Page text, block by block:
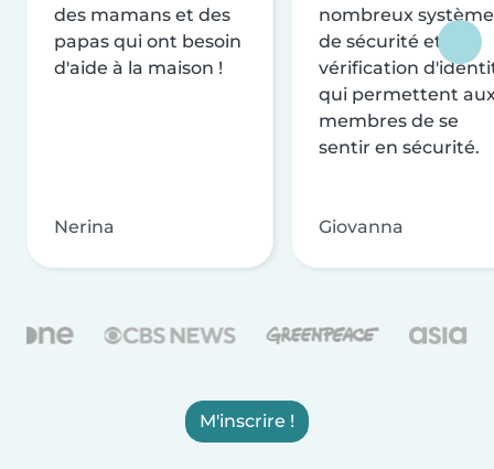
des mamans et des
papas qui ont besoin
d'aide à la maison !
Nerina
nombreux
de sécurité et de
vérification
qui permettent
membres de se
sentir en sécurité.
Giovanna
M'inscrire !